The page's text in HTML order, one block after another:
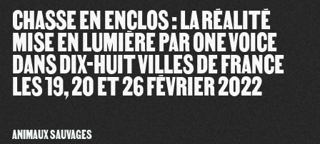
CHASSE EN ENCLOS : LA RÉALITÉ
MISE EN LUMIÈRE PAR ONE VOICE
DANS DIX-HUIT VILLES DE FRANCE
LES 19, 20 ET 26 FÉVRIER 2022
ANIMAUX SAUVAGES